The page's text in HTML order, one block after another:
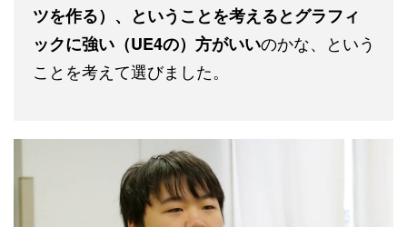
ツを作る）、ということを考えるとグラフィ
ックに強い（UE4の）方がいいのかな、という
ことを考えて選びました。